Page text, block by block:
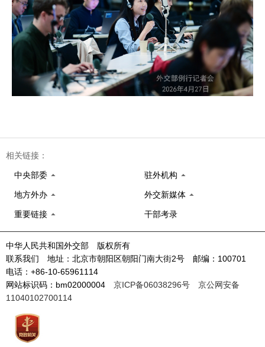
相关链接：
中央部委 驻外机构
地方外办 外交新媒体
重要链接 干部考录
中华人民共和国外交部 版权所有
联系我们 地址：北京市朝阳区朝阳门南大街2号 邮编：100701
电话：+86-10-65961114
网站标识码：bm02000004 京ICP备06038296号
京公网安备
11040102700114